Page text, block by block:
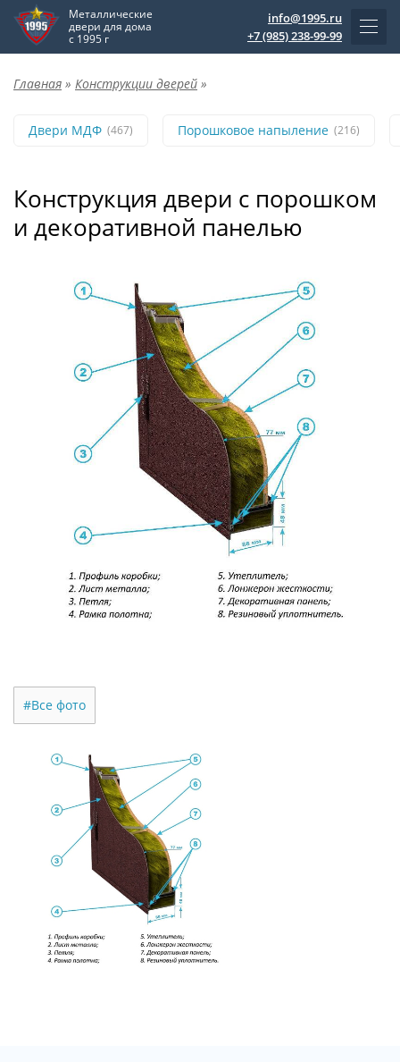
Металлические
двери для дома
с 1995 г
info@1995.ru
+7 (985) 238-99-99
Главная » Конструкции дверей »
Двери МДФ (467) Порошковое напыление (216)
Конструкция двери с порошком
и декоративной панелью
#Все фото